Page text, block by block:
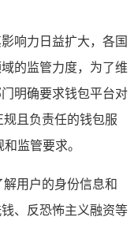
响力日益扩大，各国
的监管力度，为了维
明确要求钱包平台对
且负责任的钱包服
监管要求。
用户的身份信息和
、反恐怖主义融资等